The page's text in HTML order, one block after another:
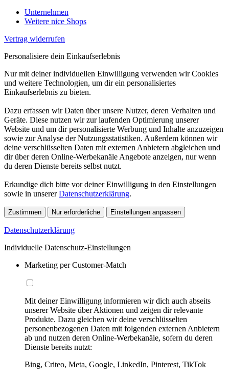
Unternehmen
Weitere nice Shops
Vertrag widerrufen
Personalisiere dein Einkaufserlebnis
Nur mit deiner individuellen Einwilligung verwenden wir Cookies
und weitere Technologien, um dir ein personalisiertes
Einkaufserlebnis zu bieten.
Dazu erfassen wir Daten über unsere Nutzer, deren Verhalten und
Geräte. Diese nutzen wir zur laufenden Optimierung unserer
Website und um dir personalisierte Werbung und Inhalte anzuzeigen
sowie zur Analyse der Nutzungsstatistiken. Außerdem können wir
deine verschlüsselten Daten mit externen Anbietern abgleichen und
dir über deren Online-Werbekanäle Angebote anzeigen, nur wenn
du deren Dienste bereits selbst nutzt.
Erkundige dich bitte vor deiner Einwilligung in den Einstellungen
sowie in unsererDatenschutzerklärung.
Zustimmen Nur erforderliche Einstellungen anpassen
Datenschutzerklärung
Individuelle Datenschutz-Einstellungen
Marketing per Customer-Match
Mit deiner Einwilligung informieren wir dich auch abseits
unserer Website über Aktionen und zeigen dir relevante
Produkte. Dazu gleichen wir deine verschlüsselten
personenbezogenen Daten mit folgenden externen Anbietern
ab und nutzen deren Online-Werbekanäle, sofern du deren
Dienste bereits nutzt:
Bing, Criteo, Meta, Google, LinkedIn, Pinterest, TikTok